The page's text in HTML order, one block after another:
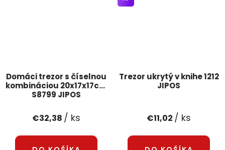
Domáci trezor s číselnou
kombináciou 20x17x17cm
S8799 JIPOS
€32,38 / ks
Trezor ukrytý v knihe 1212
JIPOS
€11,02 / ks